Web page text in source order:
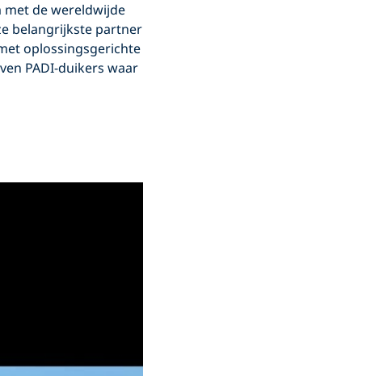
met de wereldwijde
belangrijkste partner
oplossingsgerichte
PADI-duikers waar